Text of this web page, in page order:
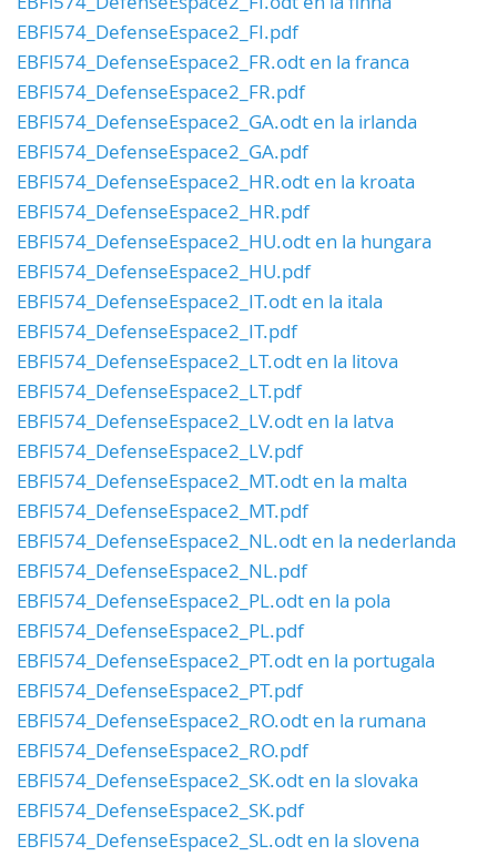
EBFl574_DefenseEspace2_FI.pdf
EBFl574_DefenseEspace2_FR.odt en la franca
EBFl574_DefenseEspace2_FR.pdf
EBFl574_DefenseEspace2_GA.odt en la irlanda
EBFl574_DefenseEspace2_GA.pdf
EBFl574_DefenseEspace2_HR.odt en la kroata
EBFl574_DefenseEspace2_HR.pdf
EBFl574_DefenseEspace2_HU.odt en la hungara
EBFl574_DefenseEspace2_HU.pdf
EBFl574_DefenseEspace2_IT.odt en la itala
EBFl574_DefenseEspace2_IT.pdf
EBFl574_DefenseEspace2_LT.odt en la litova
EBFl574_DefenseEspace2_LT.pdf
EBFl574_DefenseEspace2_LV.odt en la latva
EBFl574_DefenseEspace2_LV.pdf
EBFl574_DefenseEspace2_MT.odt en la malta
EBFl574_DefenseEspace2_MT.pdf
EBFl574_DefenseEspace2_NL.odt en la nederlanda
EBFl574_DefenseEspace2_NL.pdf
EBFl574_DefenseEspace2_PL.odt en la pola
EBFl574_DefenseEspace2_PL.pdf
EBFl574_DefenseEspace2_PT.odt en la portugala
EBFl574_DefenseEspace2_PT.pdf
EBFl574_DefenseEspace2_RO.odt en la rumana
EBFl574_DefenseEspace2_RO.pdf
EBFl574_DefenseEspace2_SK.odt en la slovaka
EBFl574_DefenseEspace2_SK.pdf
EBFl574_DefenseEspace2_SL.odt en la slovena